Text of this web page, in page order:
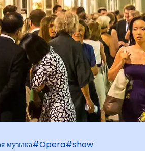
музыка#Opera#show